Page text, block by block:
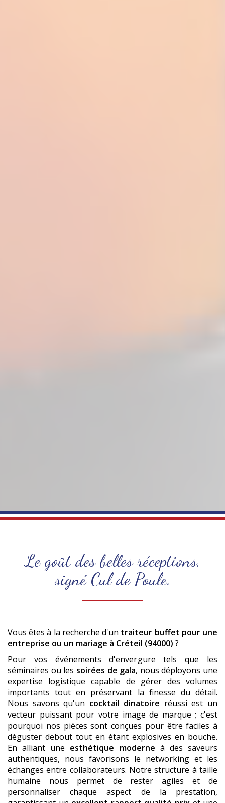
Le goût des belles réceptions,
signé Cul de Poule.
Vous êtes à la recherche d'un traiteur buffet pour une
entreprise ou un mariage à Créteil (94000) ?
Pour vos événements d'envergure tels que les
séminaires ou les soirées de gala, nous déployons une
expertise logistique capable de gérer des volumes
importants tout en préservant la finesse du détail.
Nous savons qu'un cocktail dinatoire réussi est un
vecteur puissant pour votre image de marque ; c'est
pourquoi nos pièces sont conçues pour être faciles à
déguster debout tout en étant explosives en bouche.
En alliant une esthétique moderne à des saveurs
authentiques, nous favorisons le networking et les
échanges entre collaborateurs. Notre structure à taille
humaine nous permet de rester agiles et de
personnaliser chaque aspect de la prestation,